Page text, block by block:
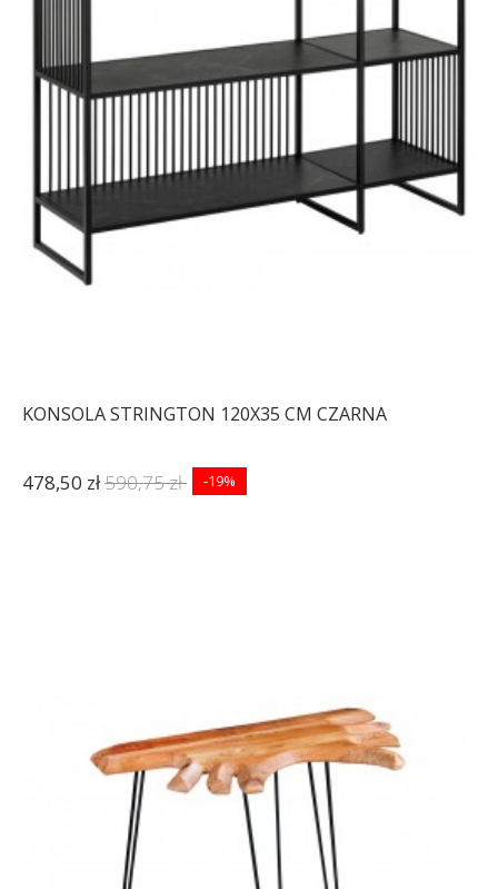
KONSOLA STRINGTON 120X35 CM CZARNA
478,50 zł590,75 zł -19%